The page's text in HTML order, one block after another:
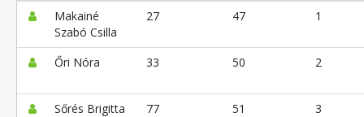
Makainé
Szabó Csilla
27 47 1
Őri Nóra 33 50 2
Sőrés Brigitta 77 51 3